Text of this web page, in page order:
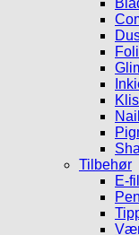
Tilbehør
E-